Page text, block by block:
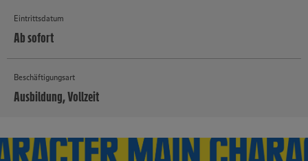
Eintrittsdatum
Ab sofort
Beschäftigungsart
Ausbildung, Vollzeit